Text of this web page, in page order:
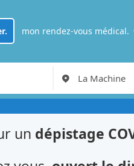
mon rendez-vous médical.
un dépistage